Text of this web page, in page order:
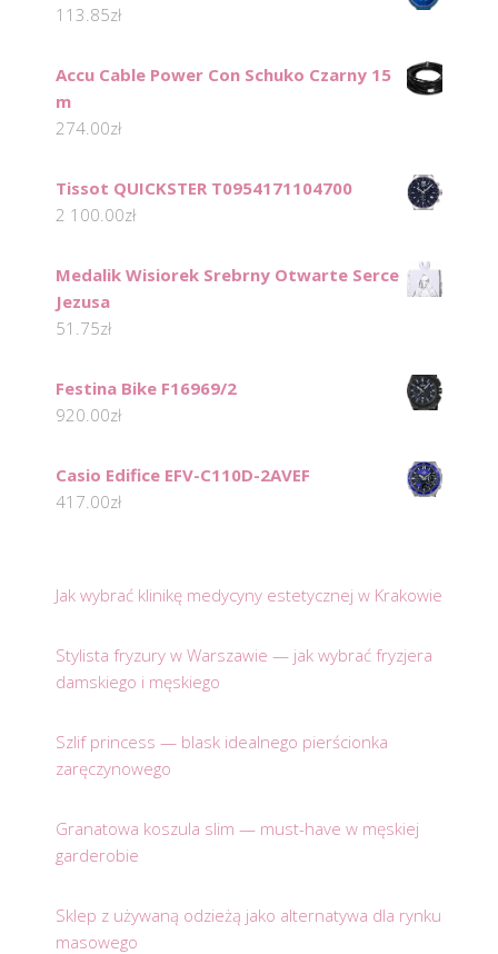
113.85zł
Accu Cable Power Con Schuko Czarny 15
m
274.00zł
Tissot QUICKSTER T0954171104700
2 100.00zł
Medalik Wisiorek Srebrny Otwarte Serce
Jezusa
51.75zł
Festina Bike F16969/2
920.00zł
Casio Edifice EFV-C110D-2AVEF
417.00zł
Jak wybrać klinikę medycyny estetycznej w Krakowie
Stylista fryzury w Warszawie — jak wybrać fryzjera
damskiego i męskiego
Szlif princess — blask idealnego pierścionka
zaręczynowego
Granatowa koszula slim — must-have w męskiej
garderobie
Sklep z używaną odzieżą jako alternatywa dla rynku
masowego